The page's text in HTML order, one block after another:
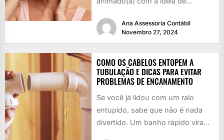
Ana Assessoria Contábil
Novembro 27, 2024
COMO OS CABELOS ENTOPEM A
TUBULAÇÃO E DICAS PARA EVITAR
PROBLEMAS DE ENCANAMENTO
Se você já lidou com um ralo
entupido, sabe que não é nada
divertido. Um banho rápido vira